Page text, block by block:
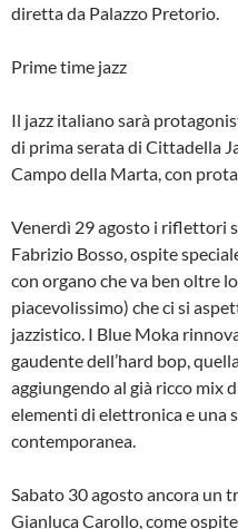
diretta da Palazzo Pretorio.
Prime time jazz
Il jazz italiano sarà
di prima serata di Cittadella
Campo della Marta, con
Venerdì 29 agosto i riflettori
Fabrizio Bosso, ospite
con organo che va ben oltre
piacevolissimo) che ci si
jazzistico. I Blue Moka
gaudente dell’hard bop,
aggiungendo al già ricco mix
elementi di elettronica e una
contemporanea.
Sabato 30 agosto ancora un
Gianluca Carollo, come